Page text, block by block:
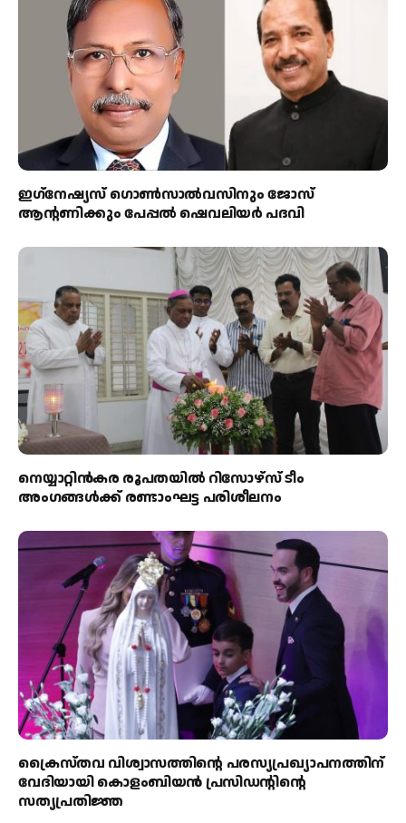
ഇഗ്‌നേഷ്യസ് ഗൊൺസാൽവസിനും ജോസ്
ആന്റണിക്കും പേപ്പൽ ഷെവലിയർ പദവി
നെയ്യാറ്റിൻകര രൂപതയിൽ റിസോഴ്സ് ടീം
അംഗങ്ങൾക്ക് രണ്ടാംഘട്ട പരിശീലനം
ക്രൈസ്തവ വിശ്വാസത്തിന്റെ പരസ്യപ്രഖ്യാപനത്തിന്
വേദിയായി കൊളംബിയൻ പ്രസിഡന്റിന്റെ
സത്യപ്രതിജ്ഞ